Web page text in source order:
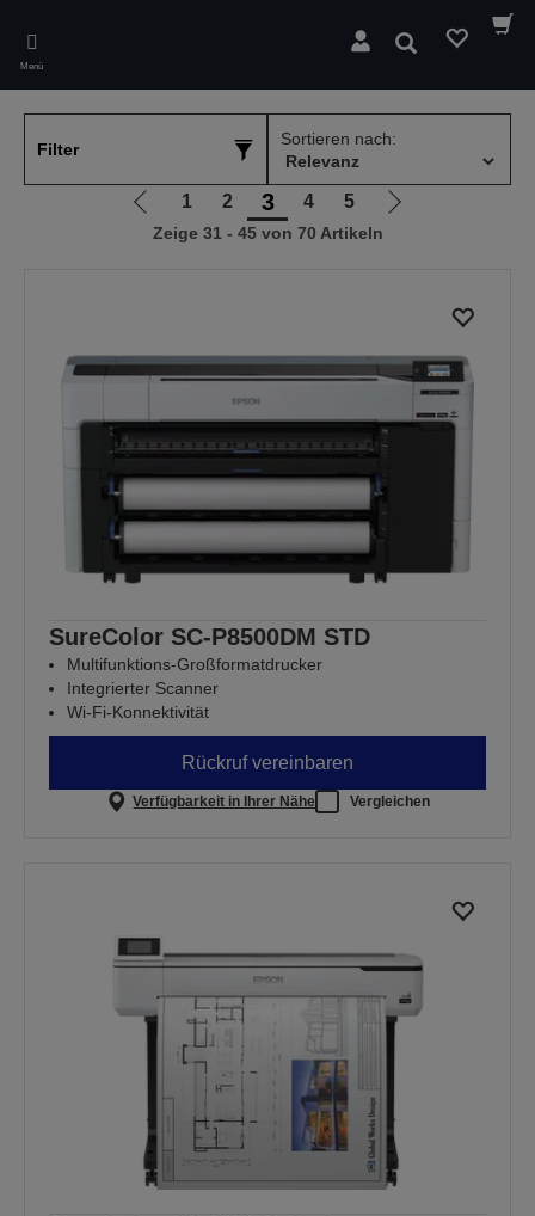
main
content
Menü
Suchen
Filter
Sortieren nach:
Zur
vorherigen
1 2 3 4 5
Zur
Zeige 31 - 45 von 70 Artikeln
SureColor SC-P8500DM STD
Multifunktions-Großformatdrucker
Integrierter Scanner
Wi-Fi-Konnektivität
Rückruf vereinbaren
Verfügbarkeit in Ihrer Nähe Vergleichen